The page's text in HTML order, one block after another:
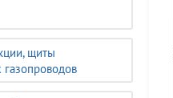
щиты
газопроводов